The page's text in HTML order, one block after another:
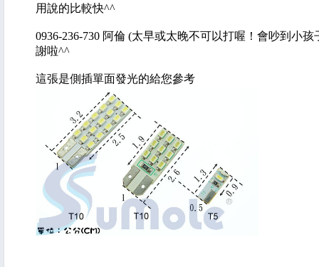
用說的比較快^^
0936-236-730 阿倫 (太早或太晚不可以打喔！會吵到小孩
謝啦^^
這張是側插單面發光的給您參考